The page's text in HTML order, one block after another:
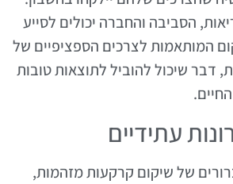
הסביבה והחברה יכולים לסייע
המותאמות לצרכים הספציפיים של
דבר שיכול להוביל לתוצאות טובות
עתידיים
של שיקום קרקעות מזהמות,